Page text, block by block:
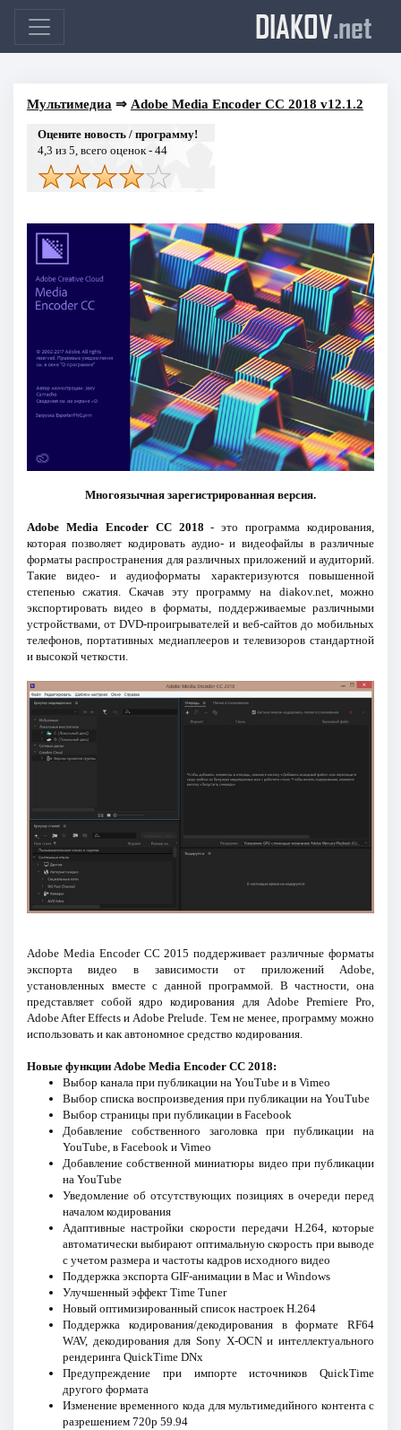
DIAKOV.net
Мультимедиа ⇒ Adobe Media Encoder CC 2018 v12.1.2
Оцените новость / программу!
4,3 из 5, всего оценок - 44
Многоязычная зарегистрированная версия.
Adobe Media Encoder CC 2018 - это программа кодирования,
которая позволяет кодировать аудио- и видеофайлы в различные
форматы распространения для различных приложений и аудиторий.
Такие видео- и аудиоформаты характеризуются повышенной
степенью сжатия. Скачав эту программу на diakov.net, можно
экспортировать видео в форматы, поддерживаемые различными
устройствами, от DVD-проигрывателей и веб-сайтов до мобильных
телефонов, портативных медиаплееров и телевизоров стандартной
и высокой четкости.
Adobe Media Encoder CC 2015 поддерживает различные форматы
экспорта видео в зависимости от приложений Adobe,
установленных вместе с данной программой. В частности, она
представляет собой ядро кодирования для Adobe Premiere Pro,
Adobe After Effects и Adobe Prelude. Тем не менее, программу можно
использовать и как автономное средство кодирования.
Новые функции Adobe Media Encoder CC 2018:
Выбор канала при публикации на YouTube и в Vimeo
Выбор списка воспроизведения при публикации на YouTube
Выбор страницы при публикации в Facebook
Добавление собственного заголовка при публикации на
YouTube, в Facebook и Vimeo
Добавление собственной миниатюры видео при публикации
на YouTube
Уведомление об отсутствующих позициях в очереди перед
началом кодирования
Адаптивные настройки скорости передачи H.264, которые
автоматически выбирают оптимальную скорость при выводе
с учетом размера и частоты кадров исходного видео
Поддержка экспорта GIF-анимации в Mac и Windows
Улучшенный эффект Time Tuner
Новый оптимизированный список настроек H.264
Поддержка кодирования/декодирования в формате RF64
WAV, декодирования для Sony X-OCN и интеллектуального
рендеринга QuickTime DNx
Предупреждение при импорте источников QuickTime
другого формата
Изменение временного кода для мультимедийного контента с
разрешением 720p 59.94